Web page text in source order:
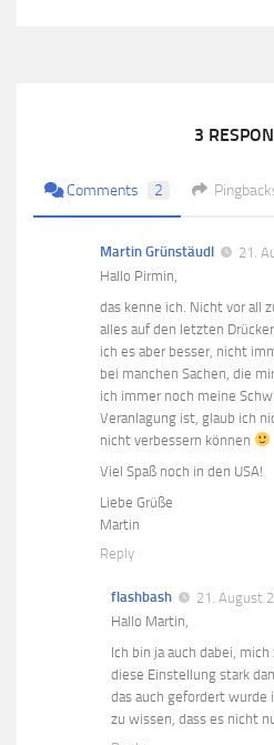
3
Comments 2
Martin Grünstäudl
21.
Hallo Pirmin,
das kenne ich. Nicht vor all
alles auf den letzten
ich es aber besser, nicht
bei manchen Sachen, die
ich immer noch meine
Veranlagung ist, glaub ich
nicht verbessern können
Viel Spaß noch in den USA!
Liebe Grüße
Martin
Reply
flashbash
21. August
Hallo Martin,
Ich bin ja auch dabei,
diese Einstellung stark
das auch gefordert wurde
zu wissen, dass es nicht